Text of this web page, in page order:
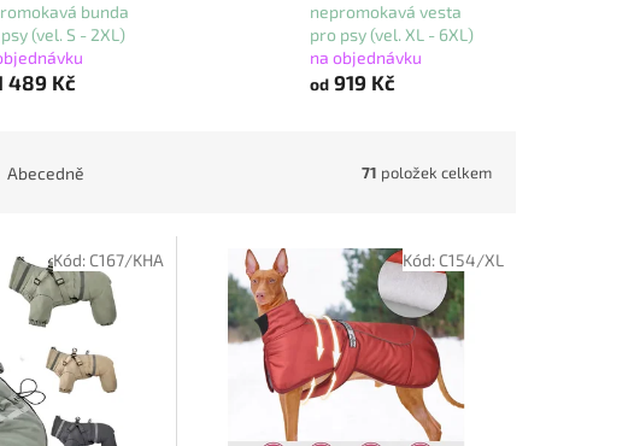
bunda
(vel. S - 2XL)
489 Kč
nepromokavá vesta
pro psy (vel. XL - 6XL)
na objednávku
od919 Kč
Abecedně 71 položek celkem
Kód: C167/KHA Kód: C154/XL